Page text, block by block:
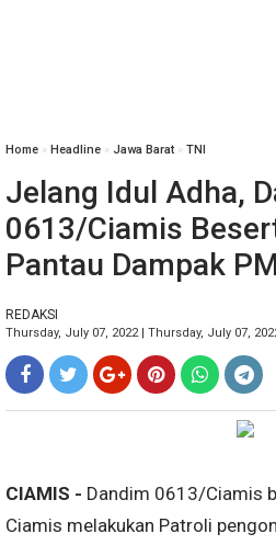
Home » Headline » Jawa Barat» TNI
Jelang Idul Adha,
0613/Ciamis
Pantau Dampak
REDAKSI
Thursday, July 07, 2022 | Thursday, July 07,
CIAMIS - Dandim 0613/Ciamis
Ciamis melakukan Patroli